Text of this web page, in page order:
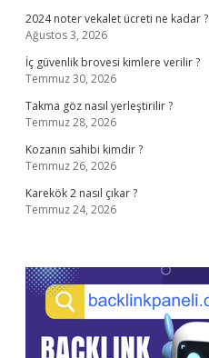
2024 noter vekalet ücreti ne kadar ?
Ağustos 3, 2026
İç güvenlik brovesi kimlere verilir ?
Temmuz 30, 2026
Takma göz nasıl yerleştirilir ?
Temmuz 28, 2026
Kozanın sahibi kimdir ?
Temmuz 26, 2026
Karekök 2 nasıl çıkar ?
Temmuz 24, 2026